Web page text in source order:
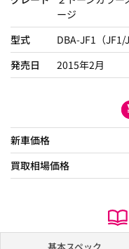
ージ
型式
DBA-JF1（JF1/
発売日
2015年2月
新車価格
買取相場価格
基本スペック